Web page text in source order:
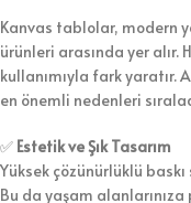
Kanvas tablolar, modern
ürünleri arasında yer
kullanımıyla fark yaratır.
en önemli nedenleri
✅ Estetik ve Şık Tasarım
Yüksek çözünürlüklü
Bu da yaşam